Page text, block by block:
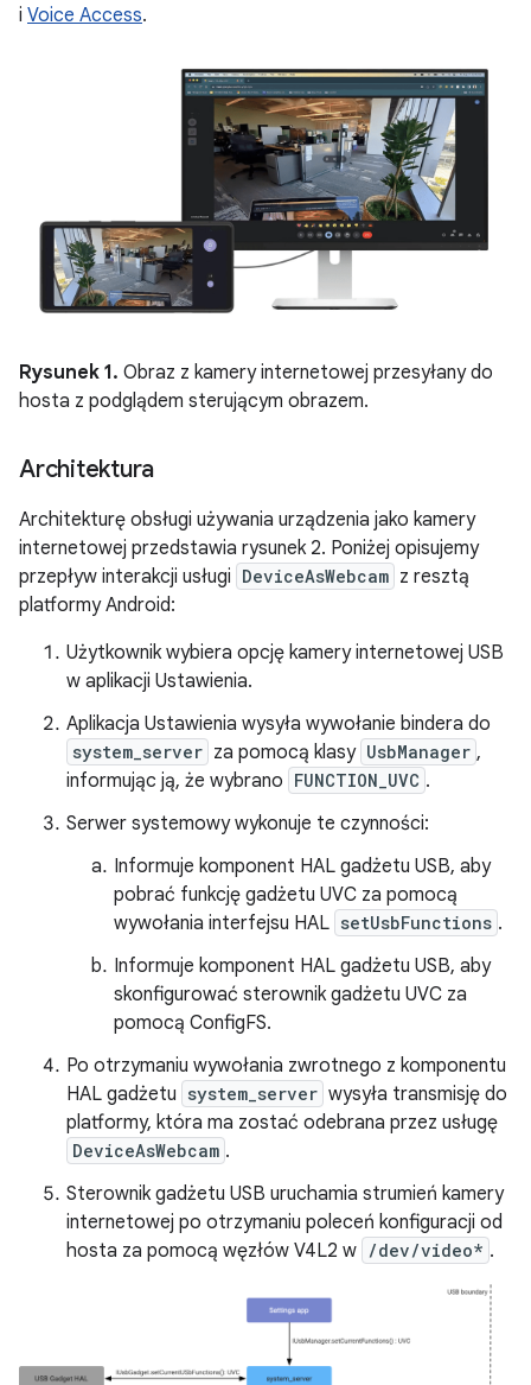
i Voice Access.
Rysunek 1. Obraz z kamery internetowej przesyłany do
hosta z podglądem sterującym obrazem.
Architektura
Architekturę obsługi używania urządzenia jako kamery
internetowej przedstawia rysunek 2. Poniżej opisujemy
przepływ interakcji usługi DeviceAsWebcam z resztą
platformy Android:
Użytkownik wybiera opcję kamery internetowej USB
w aplikacji Ustawienia.
Aplikacja Ustawienia wysyła wywołanie bindera do
system_server za pomocą klasy UsbManager ,
informując ją, że wybrano FUNCTION_UVC .
Serwer systemowy wykonuje te czynności:
Informuje komponent HAL gadżetu USB, aby
pobrać funkcję gadżetu UVC za pomocą
wywołania interfejsu HAL setUsbFunctions .
Informuje komponent HAL gadżetu USB, aby
skonfigurować sterownik gadżetu UVC za
pomocą ConfigFS.
Po otrzymaniu wywołania zwrotnego z komponentu
HAL gadżetu system_server wysyła transmisję do
platformy, która ma zostać odebrana przez usługę
DeviceAsWebcam .
Sterownik gadżetu USB uruchamia strumień kamery
internetowej po otrzymaniu poleceń konfiguracji od
hosta za pomocą węzłów V4L2 w /dev/video* .